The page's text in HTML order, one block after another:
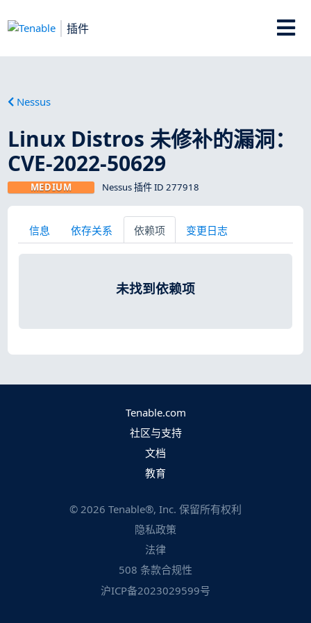
插件
Nessus
Linux Distros 未修补的漏洞：
CVE-2022-50629
MEDIUM Nessus 插件 ID 277918
信息 依存关系 依赖项 变更日志
未找到依赖项
Tenable.com
社区与支持
文档
教育
© 2026 Tenable®, Inc. 保留所有权利
隐私政策
法律
508 条款合规性
沪ICP备2023029599号